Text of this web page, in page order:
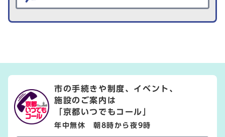
市の手続きや制度、イベント、
施設のご案内は
「京都いつでもコール」
年中無休 朝8時から夜9時